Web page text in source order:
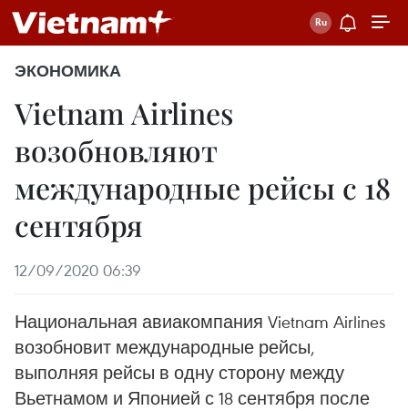
ЭКОНОМИКА
Vietnam Airlines
возобновляют
международные рейсы с 18
сентября
12/09/2020 06:39
Национальная авиакомпания Vietnam Airlines
возобновит международные рейсы,
выполняя рейсы в одну сторону между
Вьетнамом и Японией с 18 сентября после